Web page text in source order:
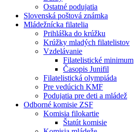
Ostatné podujatia
Slovenská poštová známka
Mládežnícka filatelia
Prihláška do krúžku
Krúžky mladých filatelistov
Vzdelávanie
Filatelistické minimum
Časopis Junifil
Filatelistická olympiáda
Pre vedúcich KMF
Podujatia pre deti a mládež
Odborné komisie ZSF
Komisia filokartie
Štatút komisie